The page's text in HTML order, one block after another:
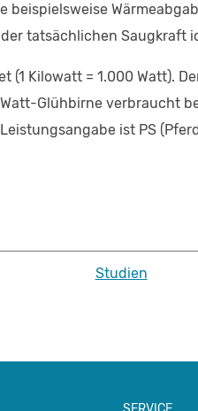
tatsächlichen Saugkraft
(1 Kilowatt = 1.000 Watt).
Glühbirne verbraucht
ist PS
Studien